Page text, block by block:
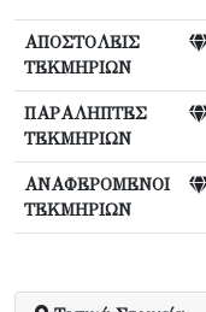
ΑΠΟΣΤΟΛΕΙΣ
ΤΕΚΜΗΡΙΩΝ
ΠΑΡΑΛΗΠΤΕΣ
ΤΕΚΜΗΡΙΩΝ
ΑΝΑΦΕΡΟΜΕΝΟΙ
ΤΕΚΜΗΡΙΩΝ